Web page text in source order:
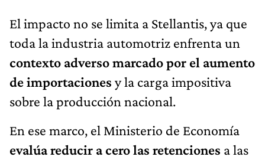
El impacto no se limita a Stellantis, ya que
toda la industria automotriz enfrenta un
contexto adverso marcado por el aumento
de importaciones y la carga impositiva
sobre la producción nacional.
En ese marco, el Ministerio de Economía
evalúa reducir a cero las retenciones a las